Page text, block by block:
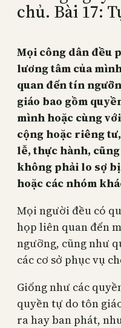
chủ. Bài 17:
Mọi công dân đều
lương tâm của
quan đến tín
giáo bao gồm
mình hoặc cùng
cộng hoặc riêng
lễ, thực hành,
không phải lo sợ
hoặc các nhóm
Mọi người đều có
họp liên quan đến
ngưỡng, cũng như
các cơ sở phục vụ
Giống như các
quyền tự do tôn
ra hay ban phát,